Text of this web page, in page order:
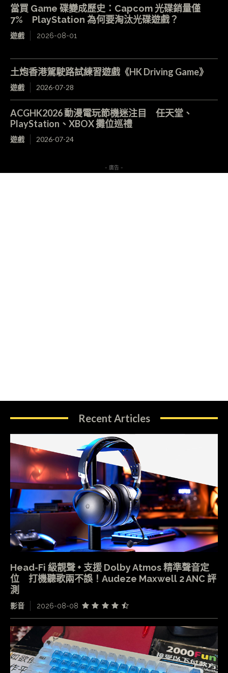
當買 Game 碟變成歷史：Capcom 光碟銷量僅
7% PlayStation 為何要淘汰光碟遊戲？
遊戲 2026-08-01
土炮香港駕駛路試練習遊戲《HK Driving Game》
遊戲 2026-07-28
ACGHK2026 動漫電玩節機迷注目 任天堂、
PlayStation、XBOX 攤位巡禮
遊戲 2026-07-24
- 廣告 -
Recent Articles
Head-Fi 級靚聲 + 支援 Dolby Atmos 精準聲音定
位 打機聽歌兩不誤！Audeze Maxwell 2 ANC 評
測
影音 2026-08-08